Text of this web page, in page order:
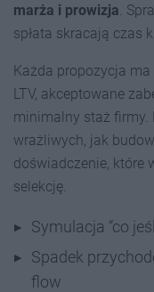
marża i prowizja .
spłata skracają czas
Każda propozycja
LTV, akceptowane
minimalny staż firmy.
wrażliwych, jak
doświadczenie, które
selekcję.
Symulacja “co
Spadek
flow